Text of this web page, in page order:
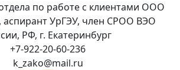
по работе с клиентами ООО
аспирант УрГЭУ, член СРОО ВЭО
РФ, г. Екатеринбург
+7-922-20-60-236
k_zako@mail.ru